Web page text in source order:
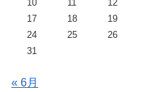
10
11 12
17
18 19
24
25 26
31
« 6月